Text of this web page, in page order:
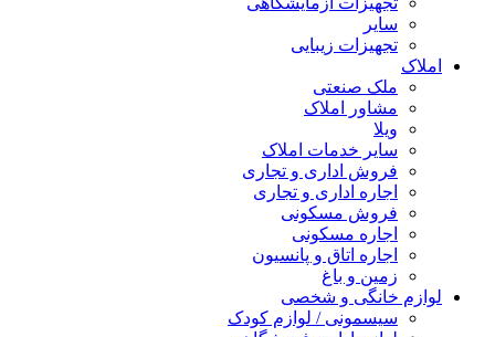
سایر
تجهیزات زیبایی
املاک
ملک صنعتی
مشاور املاک
ویلا
سایر خدمات املاک
فروش اداری و تجاری
اجاره اداری و تجاری
فروش مسکونی
اجاره مسکونی
اجاره اتاق و پانسیون
زمین و باغ
لوازم خانگی و شخصی
سیسمونی / لوازم کودک